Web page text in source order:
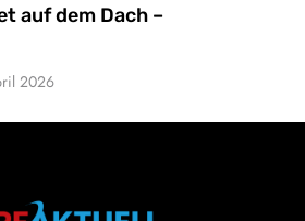
auf dem Dach –
2026